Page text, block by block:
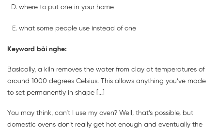
where to put one in your home
what some people use instead of one
Keyword bài nghe:
Basically, a kiln removes the water from clay at temperatures of
around 1000 degrees Celsius. This allows anything you’ve made
to set permanently in shape [...]
You may think, can’t I use my oven? Well, that’s possible, but
domestic ovens don’t really get hot enough and eventually the